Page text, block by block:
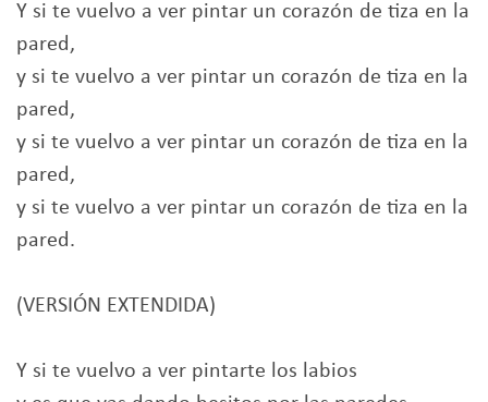
Y si te vuelvo a ver pintar un corazón de tiza en la
pared,
y si te vuelvo a ver pintar un corazón de tiza en la
pared,
y si te vuelvo a ver pintar un corazón de tiza en la
pared,
y si te vuelvo a ver pintar un corazón de tiza en la
pared.
(VERSIÓN EXTENDIDA)
Y si te vuelvo a ver pintarte los labios